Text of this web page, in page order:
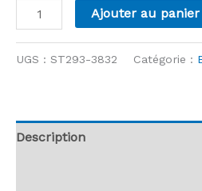
quantité
de
-
Ajouter au panier
UGS : ST293-3832 Catégorie :
Description